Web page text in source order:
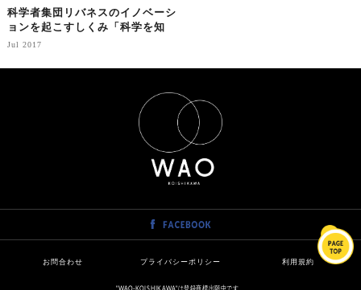
科学者集団リバネスのイノベーシ
ョンを起こすしくみ「科学を知
り、ビジネスを創る方法」
Jul 2017
お問合わせ プライバシーポリシー 利用規約